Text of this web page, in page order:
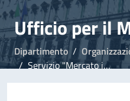
Dipartimento
Servizio "Mercato interno - coordinamento"